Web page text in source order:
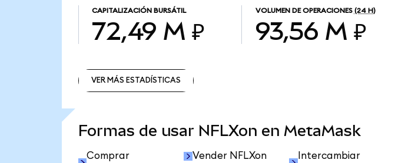
CAPITALIZACIÓN BURSÁTIL
72,49 M ₽
VOLUMEN DE OPERACIONES (24 H)
93,56 M ₽
VER MÁS ESTADÍSTICAS
Formas de usar NFLXon en MetaMask
Comprar
Vender NFLXon
Intercambiar